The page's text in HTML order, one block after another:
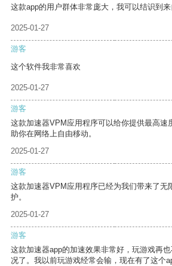
这款app的用户群体非常庞大，我可以结识到来
2025-01-27
游客
这个软件我非常喜欢
2025-01-27
游客
这款加速器VPM应用程序可以给你提供最高速
助你在网络上自由移动。
2025-01-27
游客
这款加速器VPM应用程序已经为我们带来了无
护。
2025-01-27
游客
这款加速器app的加速效果非常好，玩游戏再
况了。我以前玩游戏经常会输，现在有了这个